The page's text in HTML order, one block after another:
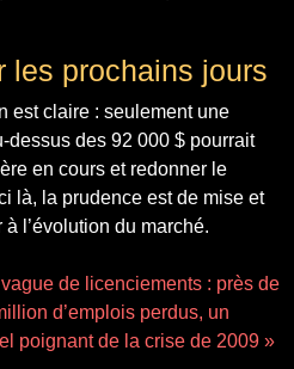
les prochains jours
est claire : seulement une
dessus des 92 000 $ pourrait
en cours et redonner le
là, la prudence est de mise et
à l’évolution du marché.
de licenciements : près de
d’emplois perdus, un
poignant de la crise de 2009 »